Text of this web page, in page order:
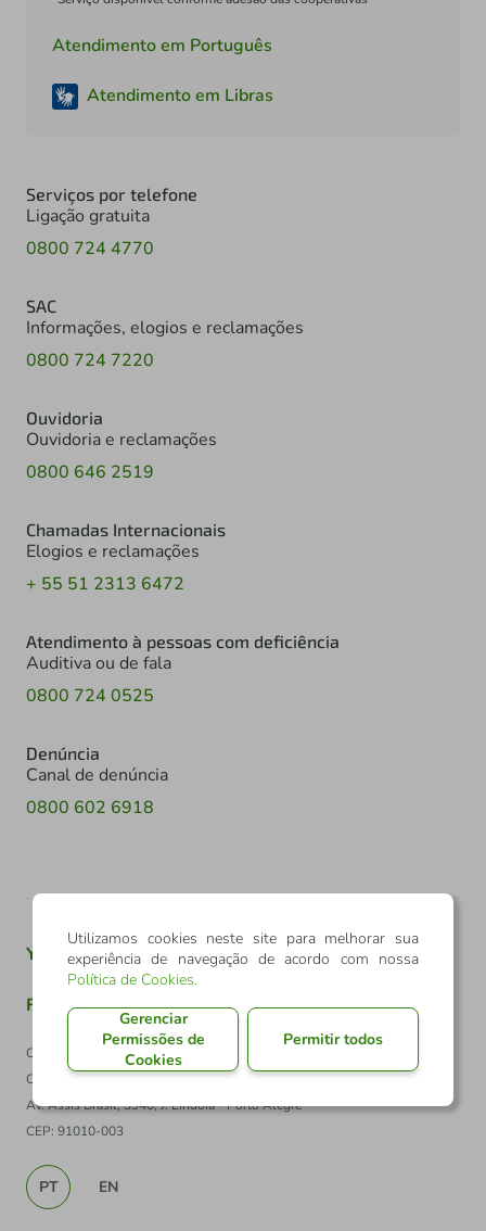
Atendimento em Português
Atendimento em Libras
Serviços por telefone
Ligação gratuita
0800 724 4770
SAC
Informações, elogios e reclamações
0800 724 7220
Ouvidoria
Ouvidoria e reclamações
0800 646 2519
Chamadas Internacionais
Elogios e reclamações
+ 55 51 2313 6472
Atendimento à pessoas com deficiência
Auditiva ou de fala
0800 724 0525
Denúncia
Canal de denúncia
0800 602 6918
Youtube Twitter Linkedin Instagram
Facebook TikTok
Confederação Sicredi
CNPJ: 03.795.072/0001-60
Av. Assis Brasil, 3940, J. Lindóia - Porto Alegre
CEP: 91010-003
PT EN
Utilizamos cookies neste site para melhorar sua
experiência de navegação de acordo com nossa
Política de Cookies.
Gerenciar
Permissões de
Cookies
Permitir todos